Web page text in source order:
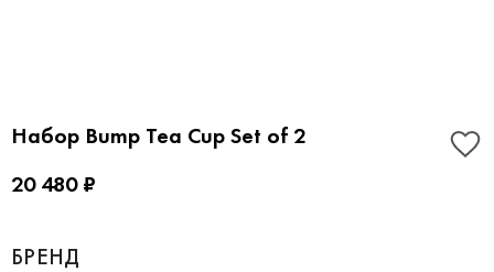
Набор Bump Tea Cup Set of 2
20 480 ₽
БРЕНД